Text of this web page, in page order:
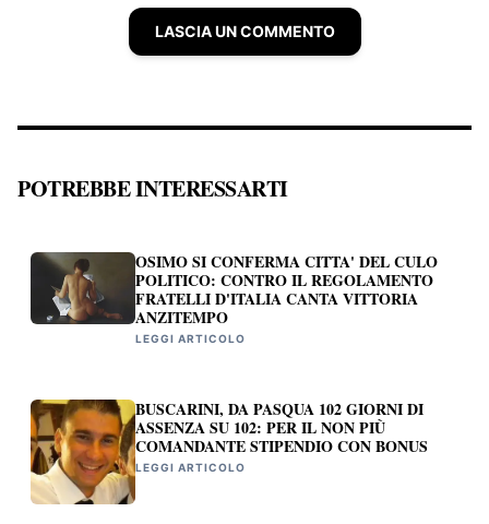
LASCIA UN COMMENTO
POTREBBE INTERESSARTI
OSIMO SI CONFERMA CITTA' DEL CULO
POLITICO: CONTRO IL REGOLAMENTO
FRATELLI D'ITALIA CANTA VITTORIA
ANZITEMPO
LEGGI ARTICOLO
BUSCARINI, DA PASQUA 102 GIORNI DI
ASSENZA SU 102: PER IL NON PIÙ
COMANDANTE STIPENDIO CON BONUS
LEGGI ARTICOLO